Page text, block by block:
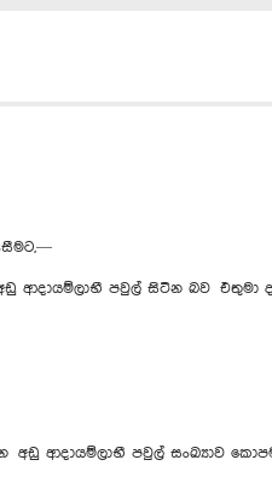
පවුල් සිටින බව එතුමා
අඩු ආදායම්ලාභී පවුල් සංඛ්‍යාව